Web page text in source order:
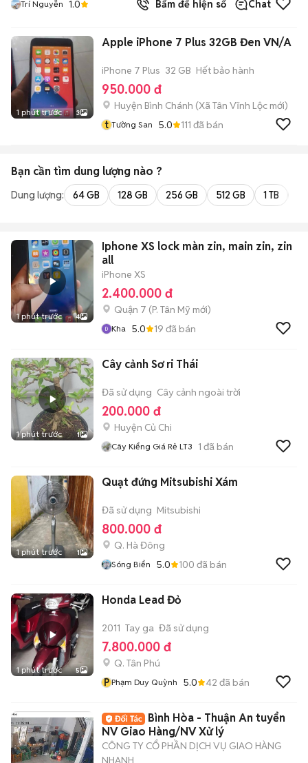
Trí Nguyễn 1.0 Bấm để hiện số Chat
1 phút trước 3
Apple iPhone 7 Plus 32GB Đen VN/A
iPhone 7 Plus 32 GB Hết bảo hành
950.000 đ
Huyện Bình Chánh (Xã Tân Vĩnh Lộc mới)
t Tường San 5.0 111 đã bán
Bạn cần tìm dung lượng nào ?
Dung lượng: 64 GB 128 GB 256 GB 512 GB 1 TB
1 phút trước 4
Iphone XS lock màn zin, main zin, zin
all
iPhone XS
2.400.000 đ
Quận 7 (P. Tân Mỹ mới)
Kha 5.0 19 đã bán
1 phút trước 1
Cây cảnh Sơ ri Thái
Đã sử dụng Cây cảnh ngoài trời
200.000 đ
Huyện Củ Chi
Cây Kiểng Giá Rẻ LT3 1 đã bán
1 phút trước 1
Quạt đứng Mitsubishi Xám
Đã sử dụng Mitsubishi
800.000 đ
Q. Hà Đông
Sóng Biển 5.0 100 đã bán
1 phút trước 5
Honda Lead Đỏ
2011 Tay ga Đã sử dụng
7.800.000 đ
Q. Tân Phú
P Phạm Duy Quỳnh 5.0 42 đã bán
Bình Hòa - Thuận An tuyển
NV Giao Hàng/NV Xử lý
CÔNG TY CỔ PHẦN DỊCH VỤ GIAO HÀNG
NHANH